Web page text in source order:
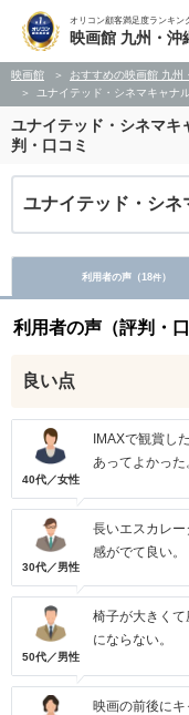
オリコン顧客満足度ランキン
映画館 九州・沖
映画館
おすすめの映画館 九州
ユナイテッド・シネマキャナ
ユナイテッド・シネマキ
判・口コミ
ユナイテッド・シ
利用者の声（18件）
利用者の声（評判・口
良い点
40代／女性
IMAXで観賞し
あってよかった
30代／男性
長いエスカレ
感がでて良い。
50代／男性
椅子が大きく
にならない。
映画の前後にキ